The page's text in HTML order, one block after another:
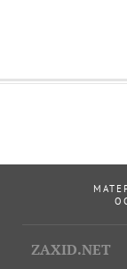
ZAXID.NET